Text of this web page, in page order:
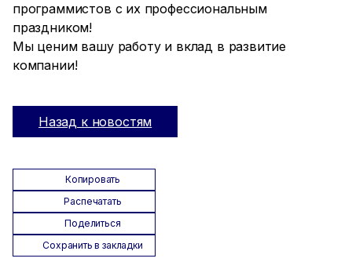
программистов с их профессиональным
праздником!
Мы ценим вашу работу и вклад в развитие
компании!
Назад к новостям
Копировать
Распечатать
Поделиться
Сохранить в закладки